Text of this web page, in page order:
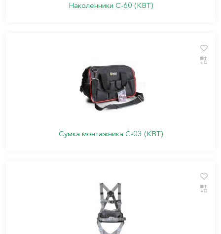
Наколенники С-60 (КВТ)
Сумка монтажника С-03 (КВТ)